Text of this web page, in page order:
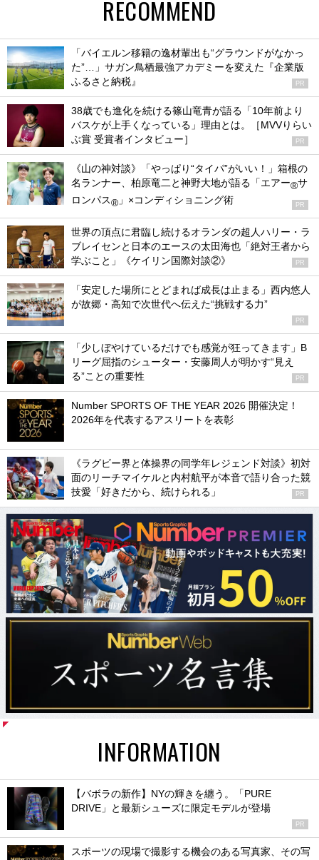
RECOMMEND
「バイエルン移籍の逸材輩出も“グラウンドがなかっ
た”…」サガン鳥栖最強アカデミーを変えた『企業版
ふるさと納税』
PR
38歳でも進化を続ける篠山竜青が語る「10年前より
バスケが上手くなっている」理由とは。［MVVりらい
ぶ賞 受賞者インタビュー］
PR
《山の神対談》「やっぱり“タイパ”がいい！」箱根の
名ランナー、柏原竜二と神野大地が語る「エアー®サ
ロンパス® 」×コンディショニング術 PR
世界の頂点に君臨し続けるオランダの超人ハリー・ラ
ブレイセンと日本のエースの太田海也「絶対王者から
学ぶこと」《ケイリン国際対談②》
PR
「安定した場所にとどまれば成長は止まる」西内悠人
が故郷・高知で次世代へ伝えた“挑戦する力”
PR
「少しぼやけているだけでも感覚が狂ってきます」B
リーグ屈指のシューター・安藤周人が明かす“見え
る”ことの重要性
PR
Number SPORTS OF THE YEAR 2026 開催決定！
2026年を代表するアスリートを表彰
《ラグビー界と体操界の同学年レジェンド対談》初対
面のリーチマイケルと内村航平が本音で語り合った競
技愛「好きだから、続けられる」
PR
INFORMATION
【バボラの新作】NYの輝きを纏う。「PURE
DRIVE」と最新シューズに限定モデルが登場
PR
スポーツの現場で撮影する機会のある写真家、その写